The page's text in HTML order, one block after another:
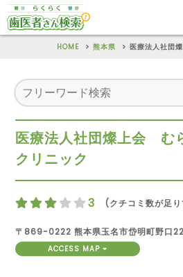
HOME 熊本県 医療法人社団
医療法人社団燦上会 む
クリニック
3 (クチコミ数が足
〒869-0222 熊本県玉名市岱明町野口
ACCESS MAP